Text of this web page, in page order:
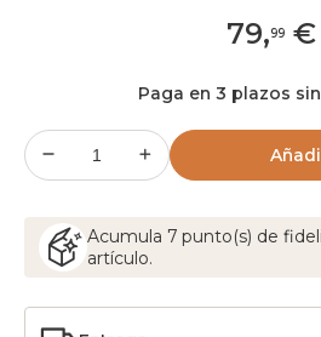
79,99 €
Paga en 3 plazos
Acumula 7 punto(s) de
artículo.